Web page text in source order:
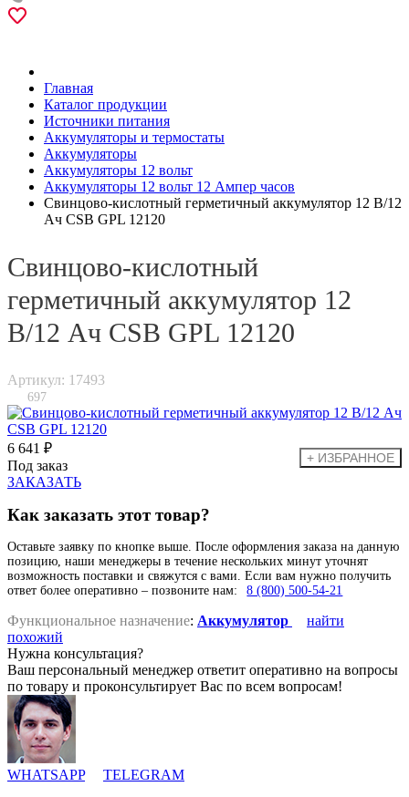
Главная
Каталог продукции
Источники питания
Аккумуляторы и термостаты
Аккумуляторы
Аккумуляторы 12 вольт
Аккумуляторы 12 вольт 12 Ампер часов
Свинцово-кислотный герметичный аккумулятор 12 В/12
Ач CSB GPL 12120
Свинцово-кислотный
герметичный аккумулятор 12
В/12 Ач CSB GPL 12120
Артикул: 17493
697
6 641 ₽
Под заказ
ЗАКАЗАТЬ
Как заказать этот товар?
Оставьте заявку по кнопке выше. После оформления заказа на данную
позицию, наши менеджеры в течение нескольких минут уточнят
возможность поставки и свяжутся с вами. Если вам нужно получить
ответ более оперативно – позвоните нам:
8 (800) 500-54-21
Функциональное назначение: Аккумулятор
найти
похожий
Нужна консультация?
Ваш персональный менеджер ответит оперативно на вопросы
по товару и проконсультирует Вас по всем вопросам!
WHATSAPP TELEGRAM